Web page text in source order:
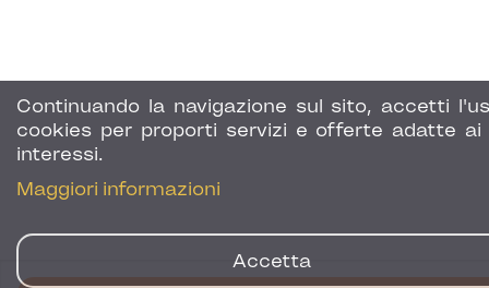
Continuando la navigazione sul sito, accetti
cookies per proporti servizi e offerte adatte ai
interessi.
Maggiori informazioni
Accetta